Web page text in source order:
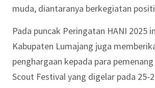
muda, diantaranya berkegiatan
Pada puncak Peringatan HANI 2025
Kabupaten Lumajang juga
penghargaan kepada para
Scout Festival yang digelar pada 25-